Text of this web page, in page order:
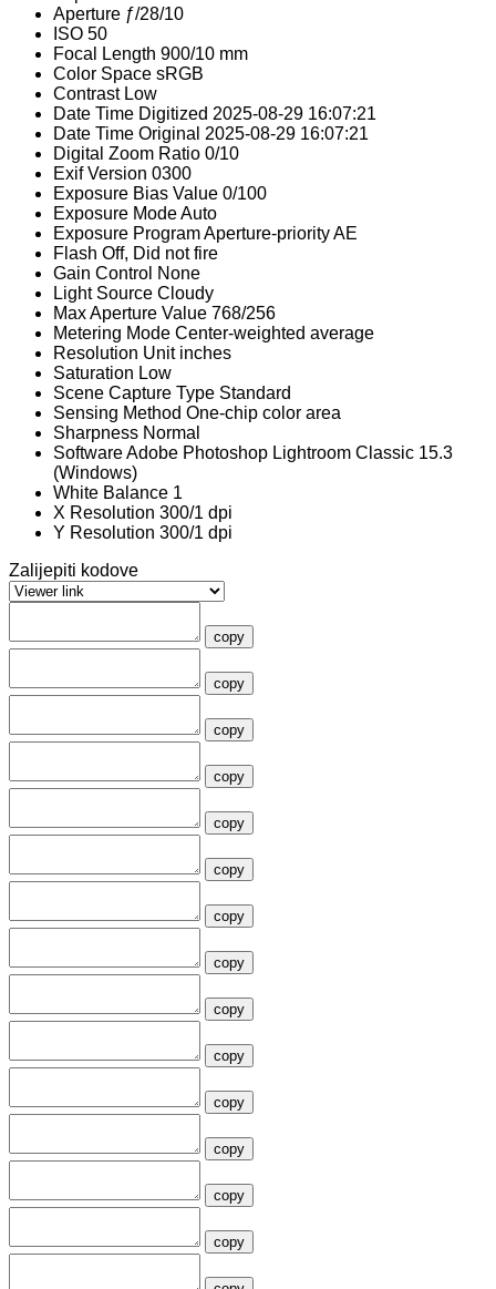
Aperture ƒ/28/10
ISO 50
Focal Length 900/10 mm
Color Space sRGB
Contrast Low
Date Time Digitized 2025-08-29 16:07:21
Date Time Original 2025-08-29 16:07:21
Digital Zoom Ratio 0/10
Exif Version 0300
Exposure Bias Value 0/100
Exposure ModeAuto
Exposure ProgramAperture-priority AE
Flash Off, Did not fire
Gain Control None
Light Source Cloudy
Max Aperture Value 768/256
Metering Mode Center-weighted average
Resolution Unit inches
Saturation Low
Scene Capture Type Standard
Sensing Method One-chip color area
Sharpness Normal
SoftwareAdobe Photoshop Lightroom Classic 15.3
(Windows)
White Balance 1
X Resolution 300/1 dpi
Y Resolution 300/1 dpi
Zalijepiti kodove
copy
copy
copy
copy
copy
copy
copy
copy
copy
copy
copy
copy
copy
copy